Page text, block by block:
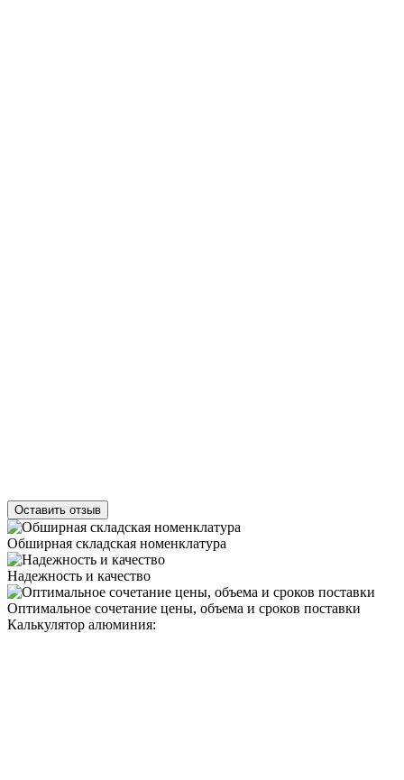
Оставить отзыв
Обширная складская номенклатура
Надежность и качество
Оптимальное сочетание цены, объема и сроков поставки
Калькулятор алюминия: